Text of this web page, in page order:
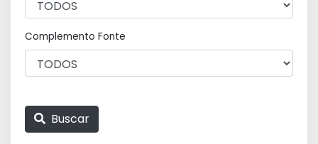
Complemento Fonte
Buscar